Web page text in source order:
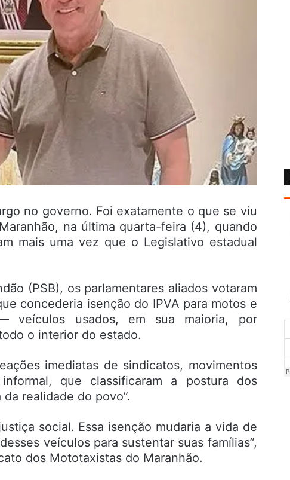
no governo. Foi exatamente o que se viu
na última quarta-feira (4), quando
mais uma vez que o Legislativo estadual
(PSB), os parlamentares aliados votaram
concederia isenção do IPVA para motos e
veículos usados, em sua maioria, por
o interior do estado.
imediatas de sindicatos, movimentos
que classificaram a postura dos
realidade do povo”.
social. Essa isenção mudaria a vida de
veículos para sustentar suas famílias”,
dos Mototaxistas do Maranhão.